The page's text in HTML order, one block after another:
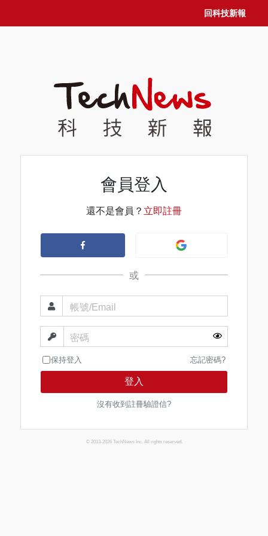
回科技新報
會員登入
還不是會員？ 立即註冊
或
帳號/Email
密碼
保持登入 忘記密碼?
登入
沒有收到註冊驗證信?
© 2013-2026 TechNews Inc. All rights reserved.